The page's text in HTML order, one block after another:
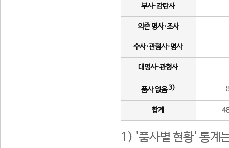
부사·감탄사
의존 명사·조사
수사·관형사·명사
대명사·관형사
품사 없음3)
합계
1) '품사별 현황' 통계